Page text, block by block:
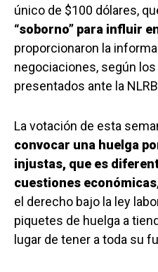
único de $100 dólares,
“soborno” para influir
proporcionaron la
negociaciones, según
presentados ante la
La votación de esta
convocar una huelga
injustas, que es
cuestiones económicas
el derecho bajo la ley
piquetes de huelga a
lugar de tener a toda su